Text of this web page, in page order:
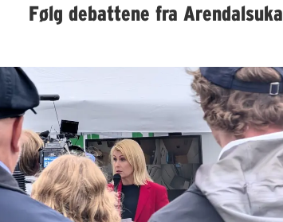
Følg debattene fra Arendalsuka